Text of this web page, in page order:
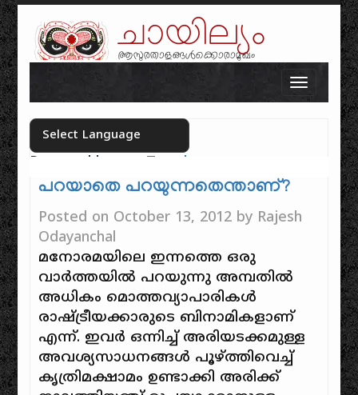
ചായില്യം
ആസുരതാളങ്ങൾക്കൊരാമുഖം
Skip to content
Toggle
Powered by Translate
പറയാതെ പറയുന്നതെന്താണ്‌?
Posted on October 13, 2012 by Rajesh
Odayanchal
മനോരമയിലെ ഇന്നത്തെ ഒരു
വാര്‍ത്തയില്‍ പറയുന്നു അമ്പതില്‍
അധികം മൊത്തവ്യാപാരികള്‍
രാഷ്ട്രീയക്കാരുടെ ബിനാമികളാണ്‌
എന്ന്. ഇവര്‍ ഒന്നിച്ച് അരിയടക്കമുള്ള
അവശ്യസാധനങ്ങള്‍ പൂഴ്ത്തിവെച്ച്
കൃത്രിമക്ഷാമം ഉണ്ടാക്കി അരിക്ക്